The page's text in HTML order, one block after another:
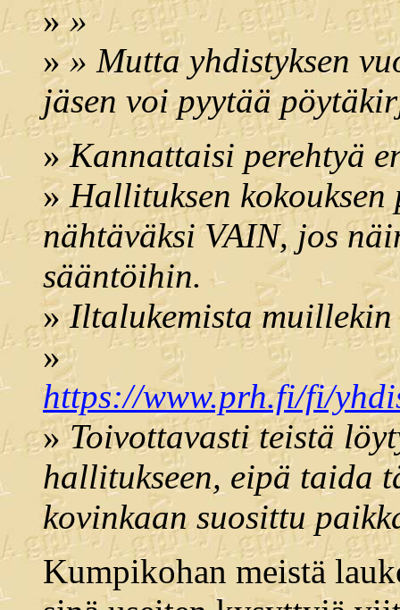
»»
»» Mutta yhdistyksen
jäsen voi pyytää
»Kannattaisi perehtyä
»Hallituksen
nähtäväksi VAIN, jos
sääntöihin.
»Iltalukemista
»
https://www.prh.fi/fi/
»Toivottavasti teistä
hallitukseen, eipä taida
kovinkaan suosittu
Kumpikohan meistä